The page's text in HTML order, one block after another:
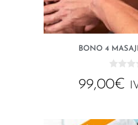
BONO 4
d
99,00€